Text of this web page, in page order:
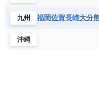
九州 福岡佐賀長崎大分
沖縄